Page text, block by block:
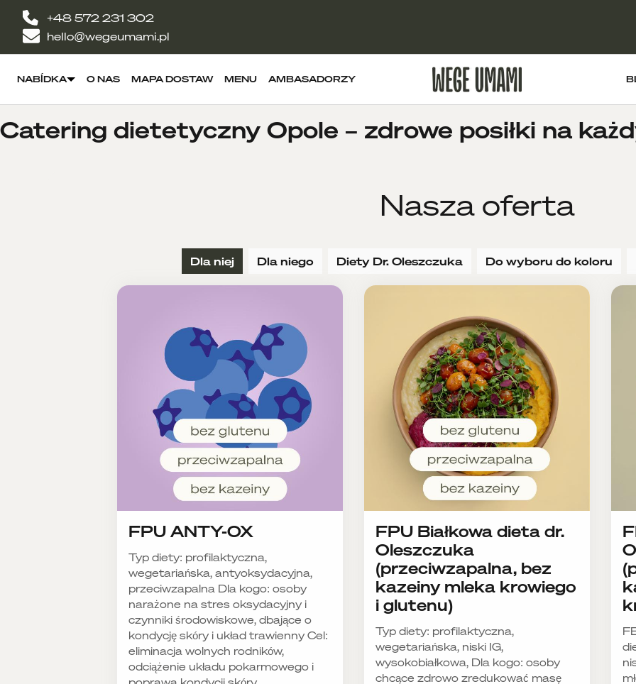
+48 572 231 302
hello@wegeumami.pl
NABÍDKA O NAS MAPA DOSTAW MENU AMBASADORZY
Catering dietetyczny Opole – zdrowe posiłki na
Nasza oferta
Dla niej Dla niego Diety Dr. Oleszczuka Do wyboru do koloru
FPU ANTY-OX
Typ diety: profilaktyczna,
wegetariańska, antyoksydacyjna,
przeciwzapalna Dla kogo: osoby
narażone na stres oksydacyjny i
czynniki środowiskowe, dbające o
kondycję skóry i układ trawienny Cel:
eliminacja wolnych rodników,
odciążenie układu pokarmowego i
FPU Białkowa dieta dr.
Oleszczuka
(przeciwzapalna, bez
kazeiny mleka krowiego
i glutenu)
Typ diety: profilaktyczna,
wegetariańska, niski IG,
wysokobiałkowa, Dla kogo: osoby
chcące zdrowo zredukować masę